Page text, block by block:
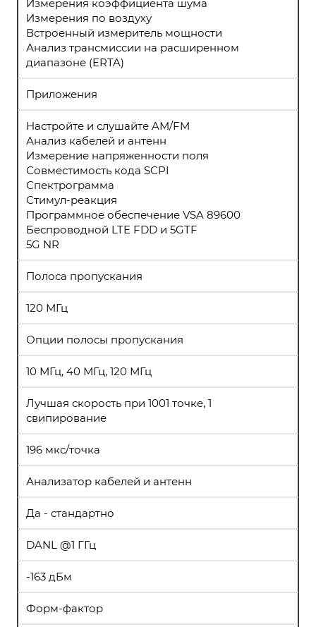
Измерения коэффициента шума
Измерения по воздуху
Встроенный измеритель мощности
Анализ трансмиссии на расширенном
диапазоне (ERTA)
Приложения
Настройте и слушайте AM/FM
Анализ кабелей и антенн
Измерение напряженности поля
Совместимость кода SCPI
Спектрограмма
Стимул-реакция
Программное обеспечение VSA 89600
Беспроводной LTE FDD и 5GTF
5G NR
Полоса пропускания
120 МГц
Опции полосы пропускания
10 МГц, 40 МГц, 120 МГц
Лучшая скорость при 1001 точке, 1
свипирование
196 мкс/точка
Анализатор кабелей и антенн
Да - стандартно
DANL @1 ГГц
-163 дБм
Форм-фактор